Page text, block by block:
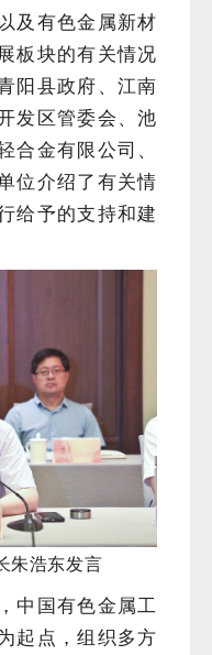
及有色金属新材
板块的有关情况
阳县政府、江南
发区管委会、池
合金有限公司、
位介绍了有关情
给予的支持和建
朱浩东发言
中国有色金属工
起点，组织多方